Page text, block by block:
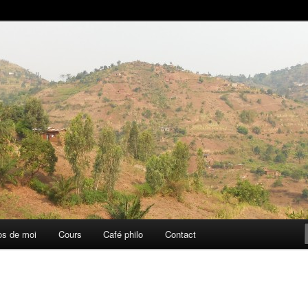
de moi Cours Café philo Contact